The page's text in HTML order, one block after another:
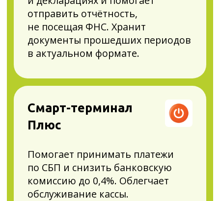
обслуживание кассы.
Автоматически и своевременно
обновляет кассу под изменения
закона, укорачивает чеки на 15%
или отправляет электронные,
экономя вам до 36 000 рублей
ЭвоБонус
Увеличивает доход. Помогает без
и бонусные программы, чтобы
клиенты возвращались и тратили
больше.